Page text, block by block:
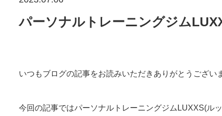
パーソナルトレーニングジム
いつもブログの記事をお読みいただきありがとうござい
今回の記事ではパーソナルトレーニングジムLUXXS(ル